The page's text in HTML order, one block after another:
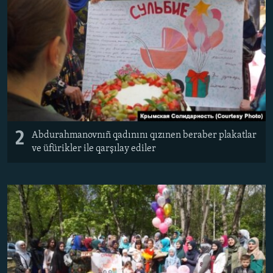
2
Abdurahmanovnıñ qadınını qızınen beraber plakatlar
ve üfürikler ile qarşılay ediler